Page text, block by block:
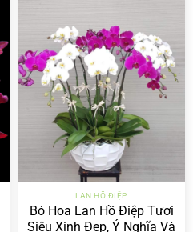
LAN HỒ ĐIỆP
Bó Hoa Lan Hồ Điệp Tươi
Siêu Xinh Đẹp, Ý Nghĩa Và